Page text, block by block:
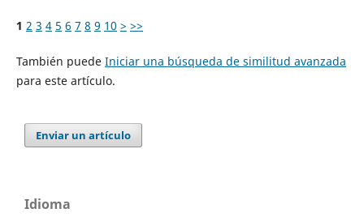
1 2 3 4 5 6 7 8 9 10 > >>
También puede Iniciar una búsqueda de similitud avanzada
para este artículo.
Enviar un artículo
Idioma